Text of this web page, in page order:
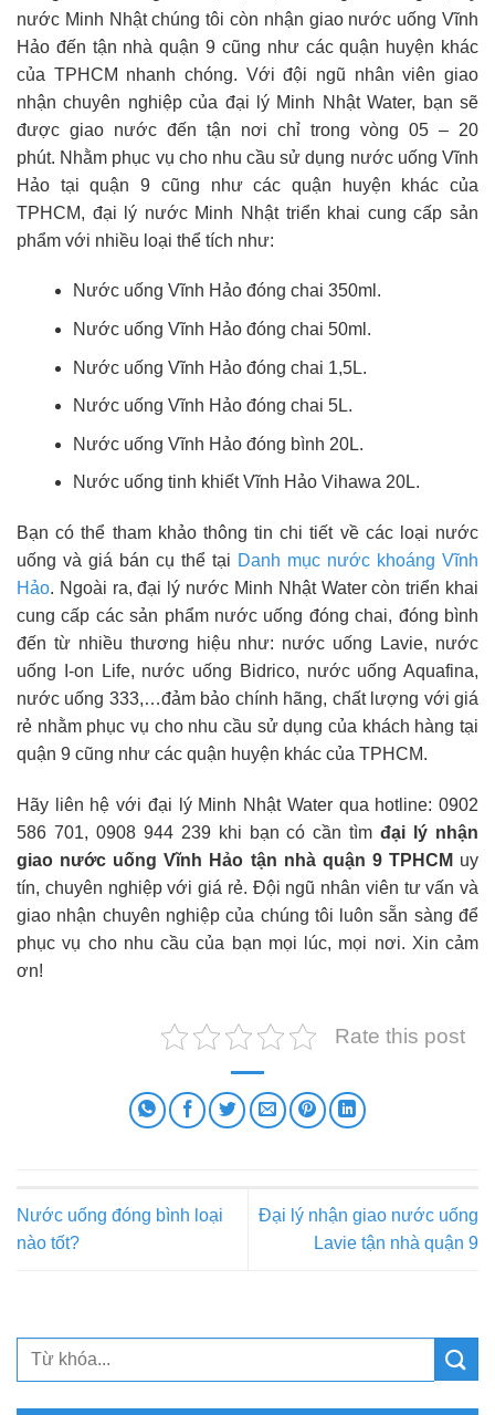
nước Minh Nhật chúng tôi còn nhận giao nước uống Vĩnh
Hảo đến tận nhà quận 9 cũng như các quận huyện khác
của TPHCM nhanh chóng. Với đội ngũ nhân viên giao
nhận chuyên nghiệp của đại lý Minh Nhật Water, bạn sẽ
được giao nước đến tận nơi chỉ trong vòng 05 – 20
phút. Nhằm phục vụ cho nhu cầu sử dụng nước uống Vĩnh
Hảo tại quận 9 cũng như các quận huyện khác của
TPHCM, đại lý nước Minh Nhật triển khai cung cấp sản
phẩm với nhiều loại thể tích như:
Nước uống Vĩnh Hảo đóng chai 350ml.
Nước uống Vĩnh Hảo đóng chai 50ml.
Nước uống Vĩnh Hảo đóng chai 1,5L.
Nước uống Vĩnh Hảo đóng chai 5L.
Nước uống Vĩnh Hảo đóng bình 20L.
Nước uống tinh khiết Vĩnh Hảo Vihawa 20L.
Bạn có thể tham khảo thông tin chi tiết về các loại nước
uống và giá bán cụ thể tại Danh mục nước khoáng Vĩnh
Hảo. Ngoài ra, đại lý nước Minh Nhật Water còn triển khai
cung cấp các sản phẩm nước uống đóng chai, đóng bình
đến từ nhiều thương hiệu như: nước uống Lavie, nước
uống I-on Life, nước uống Bidrico, nước uống Aquafina,
nước uống 333,…đảm bảo chính hãng, chất lượng với giá
rẻ nhằm phục vụ cho nhu cầu sử dụng của khách hàng tại
quận 9 cũng như các quận huyện khác của TPHCM.
Hãy liên hệ với đại lý Minh Nhật Water qua hotline: 0902
586 701, 0908 944 239 khi bạn có cần tìmđại lý nhận
giao nước uống Vĩnh Hảo tận nhà quận 9 TPHCM uy
tín, chuyên nghiệp với giá rẻ. Đội ngũ nhân viên tư vấn và
giao nhận chuyên nghiệp của chúng tôi luôn sẵn sàng để
phục vụ cho nhu cầu của bạn mọi lúc, mọi nơi. Xin cảm
ơn!
Rate this post
Nước uống đóng bình loại
nào tốt?
Đại lý nhận giao nước uống
Lavie tận nhà quận 9